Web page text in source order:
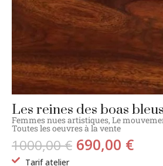
Les reines des boas bleus
Femmes nues artistiques, Le
Toutes les oeuvres à la vente
1000,00€ 690,00 €
Tarif atelier